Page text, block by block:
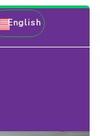
English